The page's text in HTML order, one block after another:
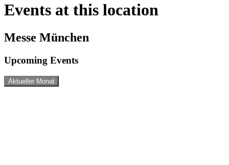
Events at this location
Messe München
Upcoming Events
Aktueller Monat